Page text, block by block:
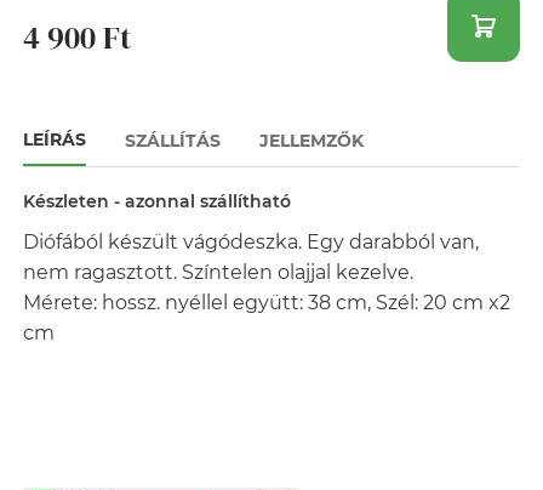
4 900 Ft
LEÍRÁS SZÁLLÍTÁS JELLEMZŐK
Készleten - azonnal szállítható
Diófából készült vágódeszka. Egy darabból van,
nem ragasztott. Színtelen olajjal kezelve.
Mérete: hossz. nyéllel együtt: 38 cm, Szél: 20 cm x2
cm